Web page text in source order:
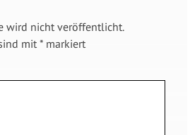
wird nicht veröffentlicht.
mit *markiert